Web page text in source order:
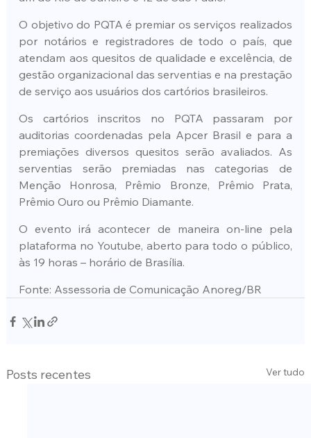
O objetivo do PQTA é premiar os serviços realizados
por notários e registradores de todo o país, que
atendam aos quesitos de qualidade e excelência, de
gestão organizacional das serventias e na prestação
de serviço aos usuários dos cartórios brasileiros.
Os cartórios inscritos no PQTA passaram por
auditorias coordenadas pela Apcer Brasil e para a
premiações diversos quesitos serão avaliados. As
serventias serão premiadas nas categorias de
Menção Honrosa, Prêmio Bronze, Prêmio Prata,
Prêmio Ouro ou Prêmio Diamante.
O evento irá acontecer de maneira on-line pela
plataforma no Youtube, aberto para todo o público,
às 19 horas – horário de Brasília.
Fonte: Assessoria de Comunicação Anoreg/BR
Posts recentes Ver tudo